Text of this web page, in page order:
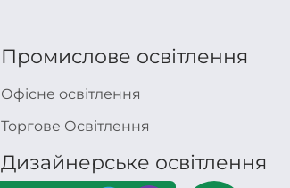
Промислове освітлення
Офісне освітлення
Торгове Освітлення
Дизайнерське освітлення